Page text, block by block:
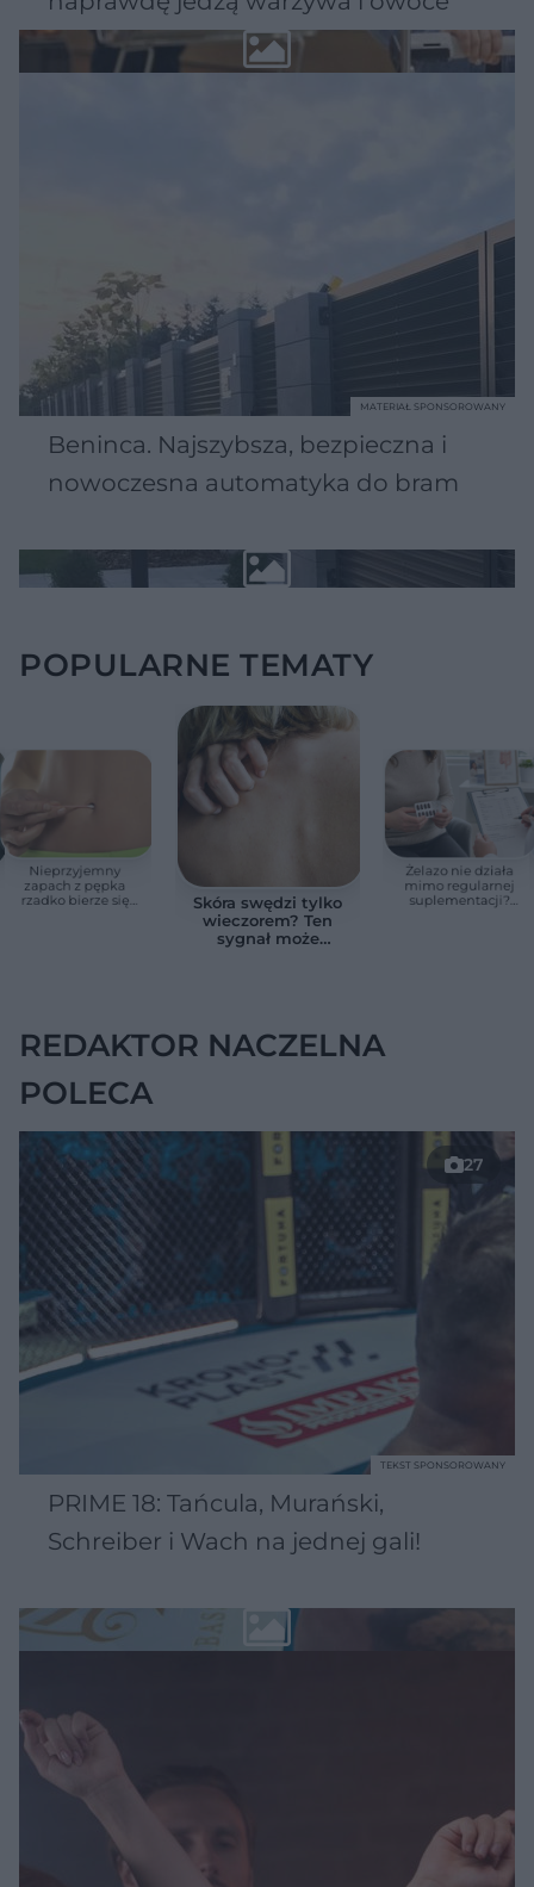
Beninca. Najszybsza, bezpieczna i
nowoczesna automatyka do bram
MATERIAŁ SPONSOROWANY
POPULARNE TEMATY
Nieprzyjemny
zapach z pępka
rzadko bierze się
Skóra swędzi tylko
wieczorem? Ten
sygnał może
Żelazo nie działa
mimo regularnej
suplementacji?
REDAKTOR NACZELNA
POLECA
27
PRIME 18: Tańcula, Murański,
Schreiber i Wach na jednej gali!
TEKST SPONSOROWANY